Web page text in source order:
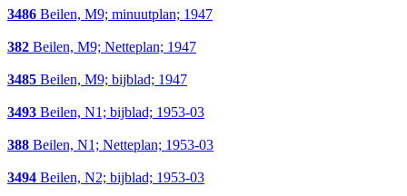
3486 Beilen, M9; minuutplan; 1947
382 Beilen, M9; Netteplan; 1947
3485 Beilen, M9; bijblad; 1947
3493 Beilen, N1; bijblad; 1953-03
388 Beilen, N1; Netteplan; 1953-03
3494 Beilen, N2; bijblad; 1953-03